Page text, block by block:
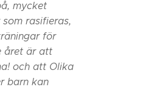
mycket
rasifieras,
för
året är att
och att Olika
barn kan